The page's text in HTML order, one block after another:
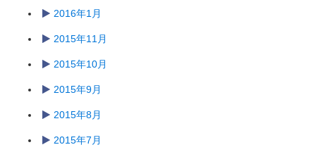
2016年1月
2015年11月
2015年10月
2015年9月
2015年8月
2015年7月